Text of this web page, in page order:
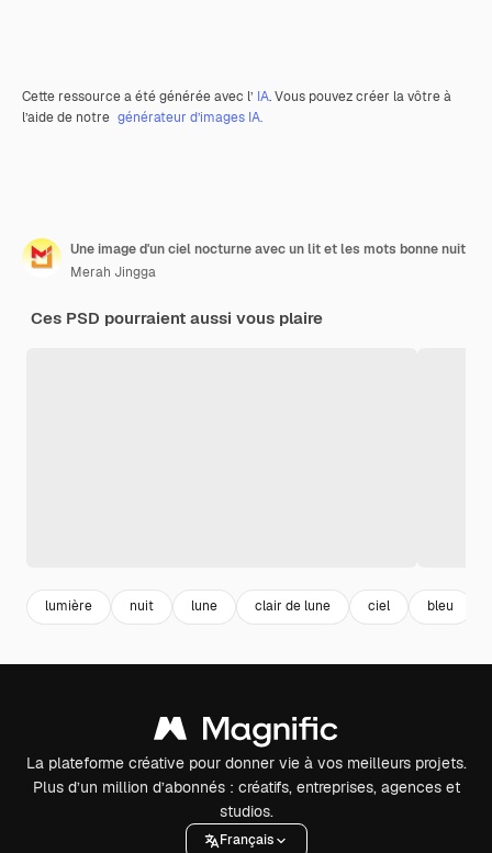
Cette ressource a été générée avec l’ IA. Vous pouvez créer la vôtre à
l’aide de notre générateur d’images IA.
Une image d'un ciel nocturne avec un lit et les mots bonne nuit
Merah Jingga
Ces PSD pourraient aussi vous plaire
lumière nuit lune clair de lune ciel bleu
La plateforme créative pour donner vie à vos meilleurs projets.
Plus d’un million d’abonnés : créatifs, entreprises, agences et
studios.
Français